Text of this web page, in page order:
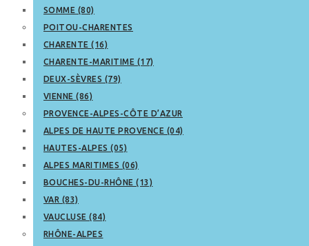
SOMME (80)
POITOU-CHARENTES
CHARENTE (16)
CHARENTE-MARITIME (17)
DEUX-SÈVRES (79)
VIENNE (86)
PROVENCE-ALPES-CÔTE D’AZUR
ALPES DE HAUTE PROVENCE (04)
HAUTES-ALPES (05)
ALPES MARITIMES (06)
BOUCHES-DU-RHÔNE (13)
VAR (83)
VAUCLUSE (84)
RHÔNE-ALPES